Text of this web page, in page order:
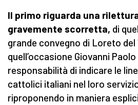
Il primo riguarda una
gravemente scorretta, di
grande convegno di Loreto del
quell’occasione Giovanni
responsabilità di indicare le
cattolici italiani nel loro
riproponendo in maniera